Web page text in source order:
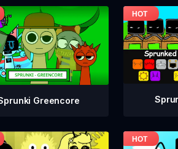
Greencore